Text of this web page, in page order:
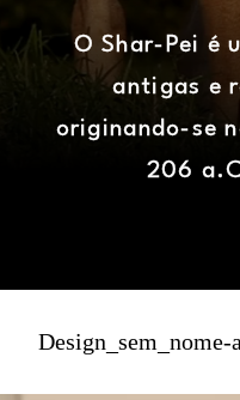
O Shar-Pei é
antigas e
originando-se
206